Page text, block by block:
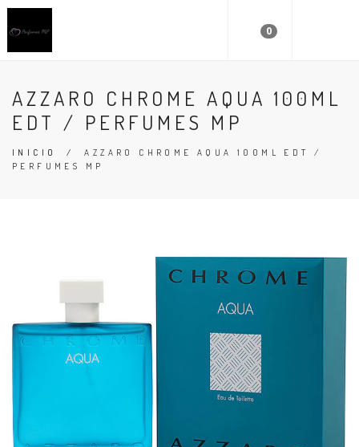
0
AZZARO CHROME AQUA 100ML
EDT / PERFUMES MP
INICIO /AZZARO CHROME AQUA 100ML EDT /
PERFUMES MP